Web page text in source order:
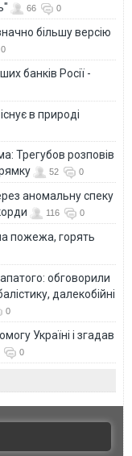
66 0
більшу версію
0
банків Росії -
в природі
Трегубов розповів
52 0
аномальну спеку
116 0
пожежа, горять
обговорили
далекобійні
0
Україні і згадав
0